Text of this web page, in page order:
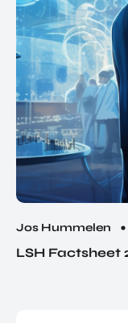
Jos Hummelen
LSH Factsheet